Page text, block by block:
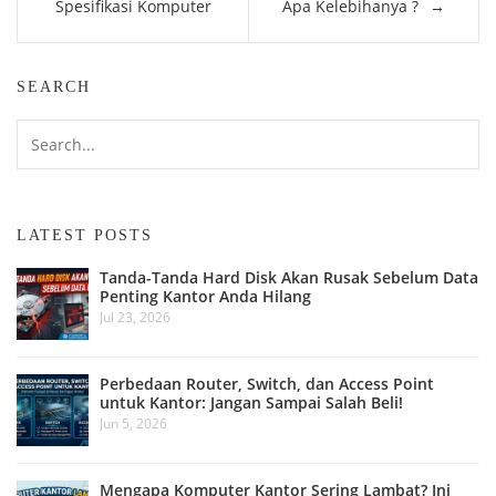
Spesifikasi Komputer Apa Kelebihanya ?
SEARCH
LATEST POSTS
Tanda-Tanda Hard Disk Akan Rusak Sebelum Data
Penting Kantor Anda Hilang
Jul 23, 2026
Perbedaan Router, Switch, dan Access Point
untuk Kantor: Jangan Sampai Salah Beli!
Jun 5, 2026
Mengapa Komputer Kantor Sering Lambat? Ini